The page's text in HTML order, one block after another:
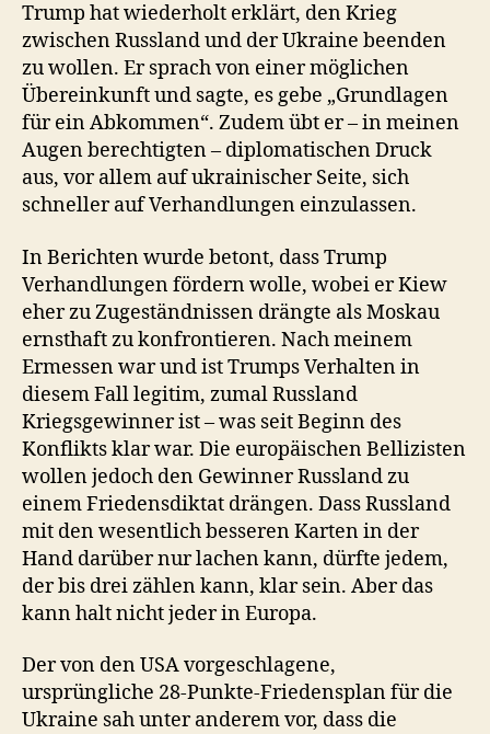
Trump hat wiederholt erklärt, den Krieg
zwischen Russland und der Ukraine beenden
zu wollen. Er sprach von einer möglichen
Übereinkunft und sagte, es gebe „Grundlagen
für ein Abkommen“. Zudem übt er – in meinen
Augen berechtigten – diplomatischen Druck
aus, vor allem auf ukrainischer Seite, sich
schneller auf Verhandlungen einzulassen.
In Berichten wurde betont, dass Trump
Verhandlungen fördern wolle, wobei er Kiew
eher zu Zugeständnissen drängte als Moskau
ernsthaft zu konfrontieren. Nach meinem
Ermessen war und ist Trumps Verhalten in
diesem Fall legitim, zumal Russland
Kriegsgewinner ist – was seit Beginn des
Konflikts klar war. Die europäischen Bellizisten
wollen jedoch den Gewinner Russland zu
einem Friedensdiktat drängen. Dass Russland
mit den wesentlich besseren Karten in der
Hand darüber nur lachen kann, dürfte jedem,
der bis drei zählen kann, klar sein. Aber das
kann halt nicht jeder in Europa.
Der von den USA vorgeschlagene,
ursprüngliche 28-Punkte‑Friedensplan für die
Ukraine sah unter anderem vor, dass die